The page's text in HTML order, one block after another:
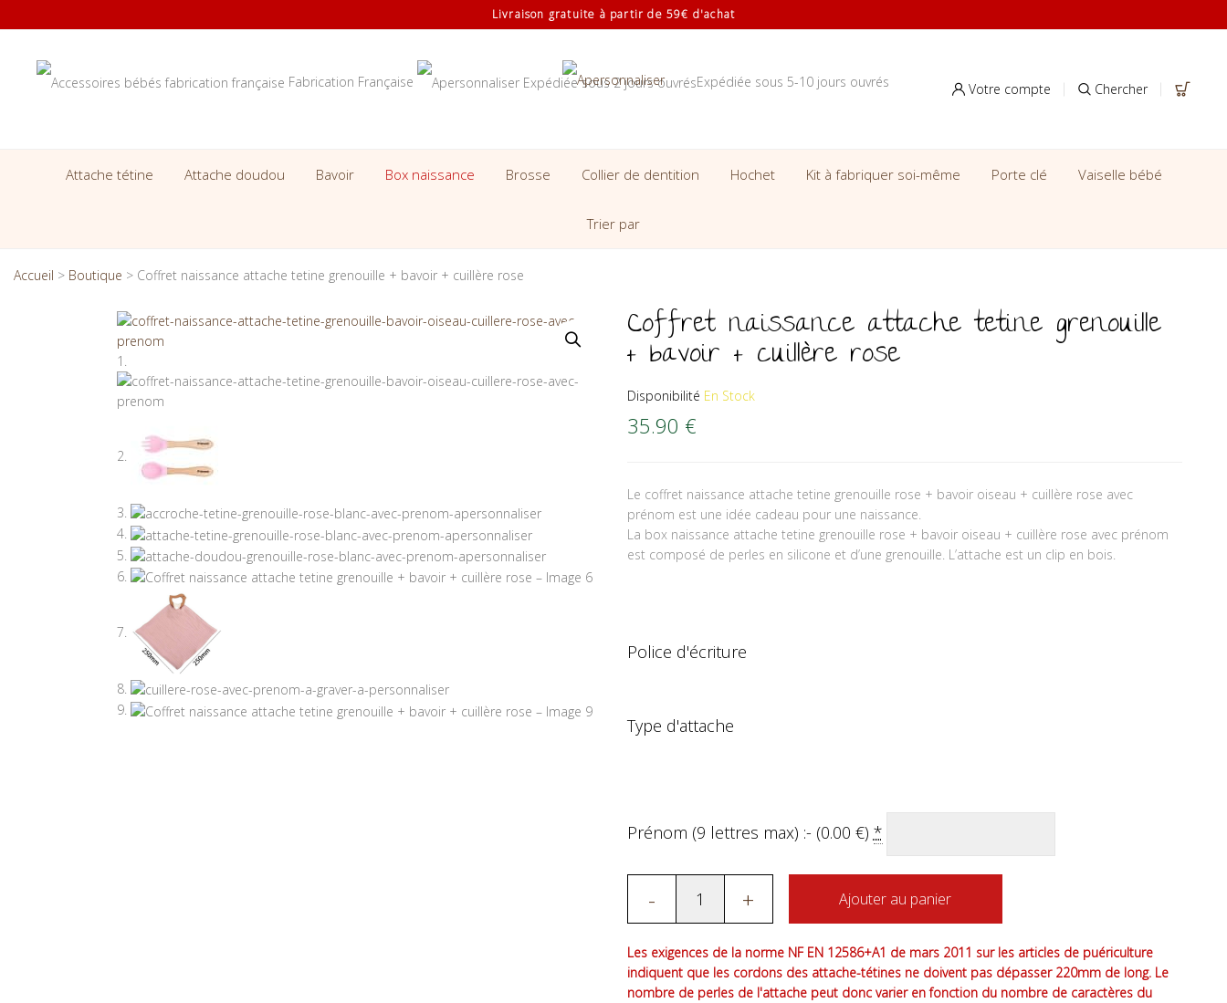
Livraison gratuite à partir de 59€ d'achat
Fabrication Française Expédiée sous 5-10 jours ouvrés Votre compte Chercher
Attache tétine Attache doudou Bavoir Box naissance Brosse Collier de dentition Hochet Kit à fabriquer soi-même Porte clé Vaiselle bébé
Trier par
Accueil > Boutique > Coffret naissance attache tetine grenouille + bavoir + cuillère rose
Coffret naissance attache tetine grenouille
+ bavoir + cuillère rose
Disponibilité En Stock
35.90 €
Le coffret naissance attache tetine grenouille rose + bavoir oiseau + cuillère rose avec
prénom est une idée cadeau pour une naissance.
La box naissance attache tetine grenouille rose + bavoir oiseau + cuillère rose avec prénom
est composé de perles en silicone et d’une grenouille. L’attache est un clip en bois.
Police d'écriture
Type d'attache
Prénom (9 lettres max) :- (0.00 €) *
- + Ajouter au panier
Les exigences de la norme NF EN 12586+A1 de mars 2011 sur les articles de puériculture
indiquent que les cordons des attache-tétines ne doivent pas dépasser 220mm de long. Le
nombre de perles de l'attache peut donc varier en fonction du nombre de caractères du